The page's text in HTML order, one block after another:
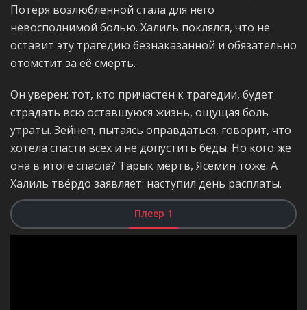
Потеря возлюбленной стала для него
невосполнимой болью. Халиль поклялся, что не
оставит эту трагедию безнаказанной и обязательно
отомстит за её смерть.
Он уверен: тот, кто причастен к трагедии, будет
страдать всю оставшуюся жизнь, ощущая боль
утраты. Зейнеп, пытаясь оправдаться, говорит, что
хотела спасти всех и не допустить беды. Но кого же
она в итоге спасла? Тарык мёртв, Ясемин тоже. А
Халиль твёрдо заявляет: наступил день расплаты.
Плеер 1